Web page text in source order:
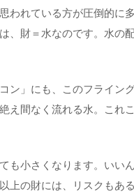
われている方が圧倒的に
、財＝水なのです。水の
ン」にも、このフライン
え間なく流れる水。これ
も小さくなります。いい
上の財には、リスクもあ